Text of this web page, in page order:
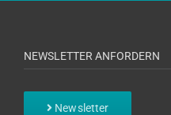
NEWSLETTER ANFORDERN
Newsletter